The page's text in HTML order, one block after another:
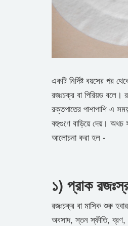
একটি নির্দিষ্ট বয়সের পর
রজঃচক্র বা পিরিয়ড
রক্তপাতের পাশাপাশি এ
বহুগুণে বাড়িয়ে দেয়। অথচ
আলোচনা করা হল -
১) প্রাক
রজঃচক্র বা মাসিক শুরু
অবসাদ, স্তন স্ফীতি,